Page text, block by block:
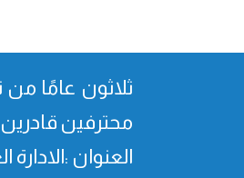
ثلاثون عامًا
محترفین
العنوان :الادارة